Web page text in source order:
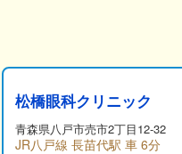
松橋眼科クリニック
青森県八戸市売市2丁目12-32
JR八戸線 長苗代駅 車 6分